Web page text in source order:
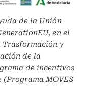
de la Unión
en el
Trasformación y
de la
de incentivos
MOVES